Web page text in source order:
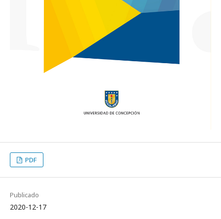
PDF
Publicado
2020-12-17